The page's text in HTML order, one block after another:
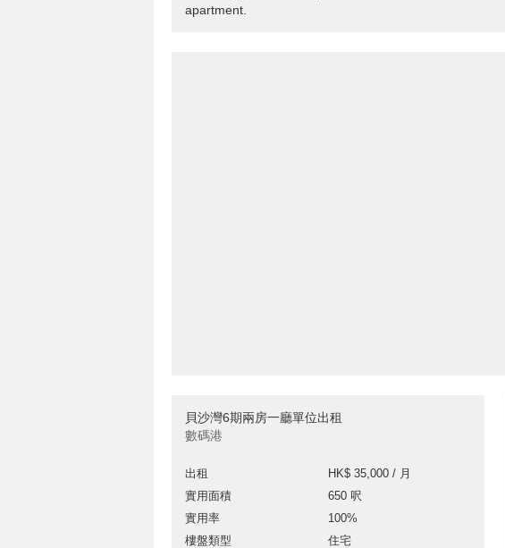
apartment.
貝沙灣6期兩房一廳單位出租
數碼港
出租
HK$ 35,000 / 月
實用面積
650 呎
實用率
100%
樓盤類型
住宅